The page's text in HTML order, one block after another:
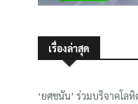
เรื่องล่าสุด
‘ยศชนัน’ ร่วมบริจาคโล